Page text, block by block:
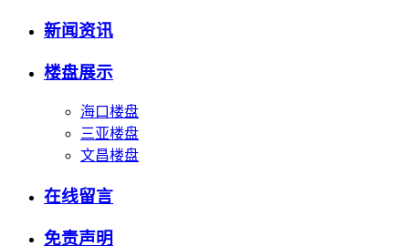
新闻资讯
楼盘展示
海口楼盘
三亚楼盘
文昌楼盘
在线留言
免责声明